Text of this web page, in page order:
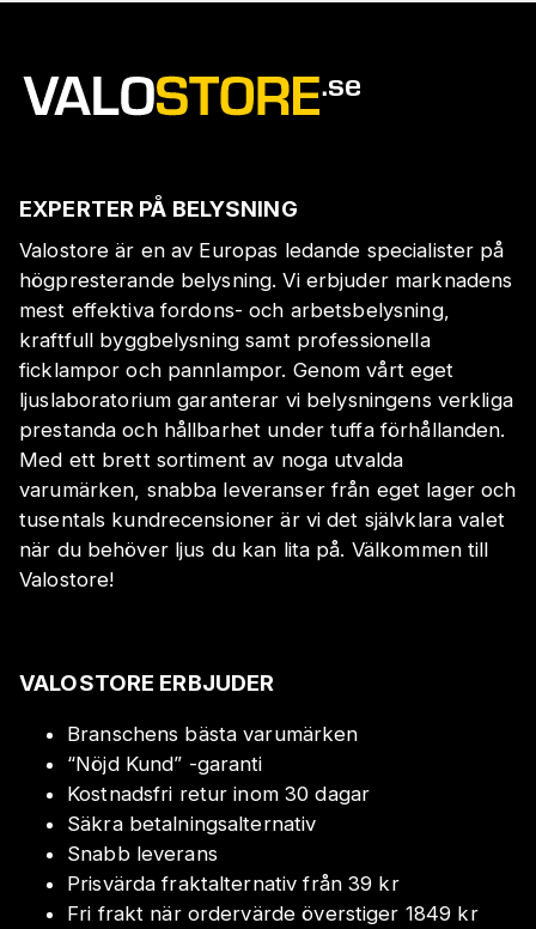
EXPERTER PÅ BELYSNING
Valostore är en av Europas ledande specialister på
högpresterande belysning. Vi erbjuder marknadens
mest effektiva fordons- och arbetsbelysning,
kraftfull byggbelysning samt professionella
ficklampor och pannlampor. Genom vårt eget
ljuslaboratorium garanterar vi belysningens verkliga
prestanda och hållbarhet under tuffa förhållanden.
Med ett brett sortiment av noga utvalda
varumärken, snabba leveranser från eget lager och
tusentals kundrecensioner är vi det självklara valet
när du behöver ljus du kan lita på. Välkommen till
Valostore!
VALOSTORE ERBJUDER
Branschens bästa varumärken
“Nöjd Kund” -garanti
Kostnadsfri retur inom 30 dagar
Säkra betalningsalternativ
Snabb leverans
Prisvärda fraktalternativ från 39 kr
Fri frakt när ordervärde överstiger 1849 kr